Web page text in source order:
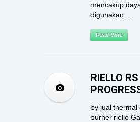
mencakup
digunakan ...
Read More
RIELLO
by jual thermal
burner riello